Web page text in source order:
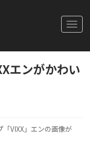
エンがかわい
VIXX」エンの画像が